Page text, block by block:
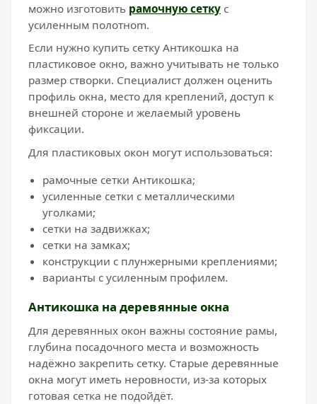
можно изготовить рамочную сетку с
усиленным полотноm.
Если нужно купить сетку Антикошка на
пластиковое окно, важно учитывать не только
размер створки. Специалист должен оценить
профиль окна, место для креплений, доступ к
внешней стороне и желаемый уровень
фиксации.
Для пластиковых окон могут использоваться:
рамочные сетки Антикошка;
усиленные сетки с металлическими
уголками;
сетки на задвижках;
сетки на замках;
конструкции с плунжерными креплениями;
варианты с усиленным профилем.
Антикошка на деревянные окна
Для деревянных окон важны состояние рамы,
глубина посадочного места и возможность
надёжно закрепить сетку. Старые деревянные
окна могут иметь неровности, из-за которых
готовая сетка не подойдёт.